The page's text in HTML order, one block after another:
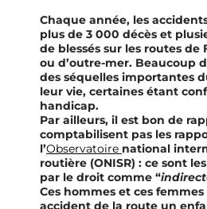
Chaque année, les
plus de 3 000 décès et
de blessés sur les routes
ou d’outre-mer. Beaucoup
des séquelles importantes
leur vie, certaines étant
handicap.
Par ailleurs, il est bon de
comptabilisent pas les
l’Observatoire national
routière (ONISR) : ce sont
par le droit comme “
Ces hommes et ces
accident de la route un